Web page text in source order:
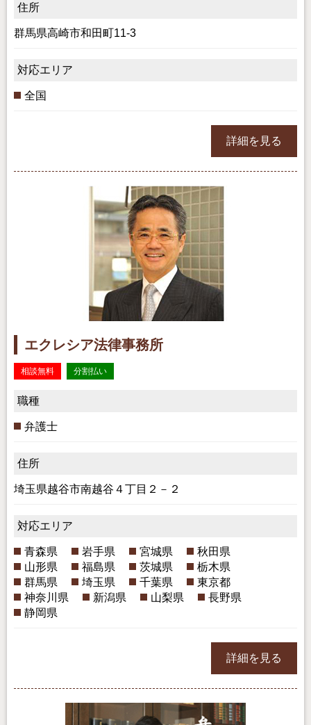
住所
群馬県高崎市和田町11-3
対応エリア
全国
詳細を見る
エクレシア法律事務所
相談無料 分割払い
職種
弁護士
住所
埼玉県越谷市南越谷４丁目２－２
対応エリア
青森県 岩手県 宮城県
秋田県
山形県
福島県 茨城県
栃木県
群馬県
埼玉県 千葉県
東京都
神奈川県
新潟県 山梨県
長野県
静岡県
詳細を見る